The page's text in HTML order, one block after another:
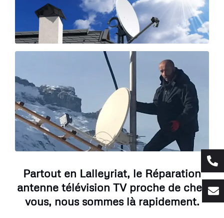
Partout en Lalleyriat, le Réparation
antenne télévision TV proche de chez
vous, nous sommes là rapidement.